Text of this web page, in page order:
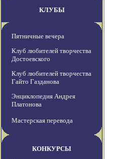
КЛУБЫ
Пятничные вечера
Клуб любителей творчества
Достоевского
Клуб любителей творчества
Гайто Газданова
Энциклопедия Андрея
Платонова
Мастерская перевода
КОНКУРСЫ